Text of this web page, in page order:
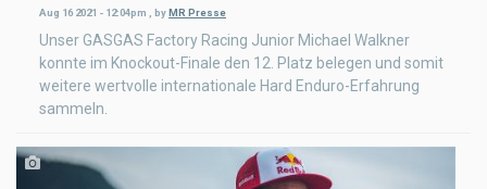
Aug 16 2021 - 12:04pm byMR Presse
Unser GASGAS Factory Racing Junior Michael Walkner
konnte im Knockout-Finale den 12. Platz belegen und somit
weitere wertvolle internationale Hard Enduro-Erfahrung
sammeln.